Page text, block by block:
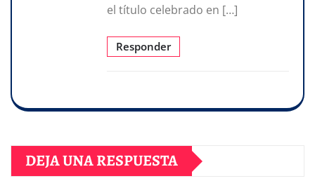
el título celebrado en […]
Responder
DEJA UNA RESPUESTA